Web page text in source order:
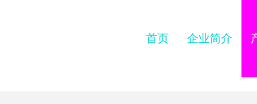
首页 企业简介